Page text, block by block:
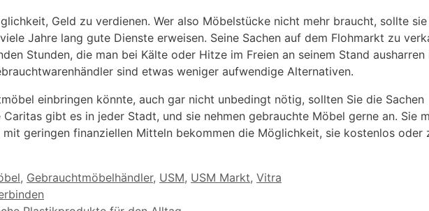
Geld zu verdienen. Wer also Möbelstücke nicht mehr braucht, sollte
Jahre lang gute Dienste erweisen. Seine Sachen auf dem Flohmarkt zu
Stunden, die man bei Kälte oder Hitze im Freien an seinem Stand ausharren
sind etwas weniger aufwendige Alternativen.
einbringen könnte, auch gar nicht unbedingt nötig, sollten Sie die Sachen
gibt es in jeder Stadt, und sie nehmen gebrauchte Möbel gerne an. Sie
geringen finanziellen Mitteln bekommen die Möglichkeit, sie kostenlos oder
, Gebrauchtmöbelhändler, USM, USM Markt, Vitra